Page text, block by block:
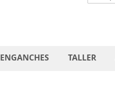
Buscar
ENGANCHES TALLER